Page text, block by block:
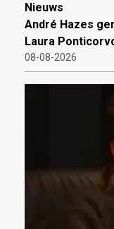
Nieuws
André Hazes
Laura
08-08-2026